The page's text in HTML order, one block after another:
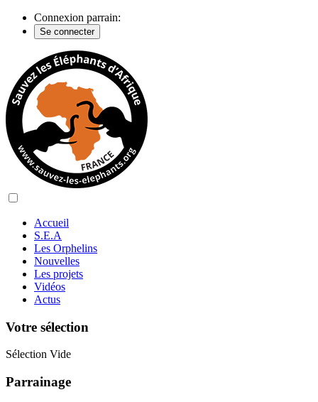
Connexion parrain:
Se connecter
Accueil
S.E.A
Les Orphelins
Nouvelles
Les projets
Vidéos
Actus
Votre sélection
Sélection Vide
Parrainage